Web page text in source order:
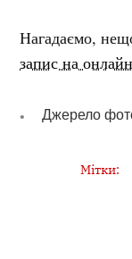
Нагадаємо,
запис на
Джерело
Мітки: